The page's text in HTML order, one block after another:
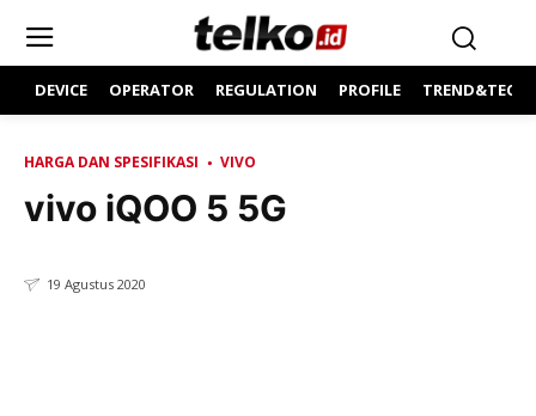
DEVICE OPERATOR REGULATION PROFILE
HARGA DAN SPESIFIKASI VIVO
vivo iQOO 5 5G
19 Agustus 2020